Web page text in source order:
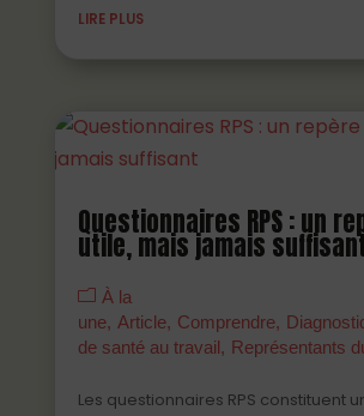
LIRE PLUS
Questionnaires RPS : un
utile, mais jamais
À la
une
Article Comprendre
de santé au travail
Représentants
Les questionnaires RPS constituent